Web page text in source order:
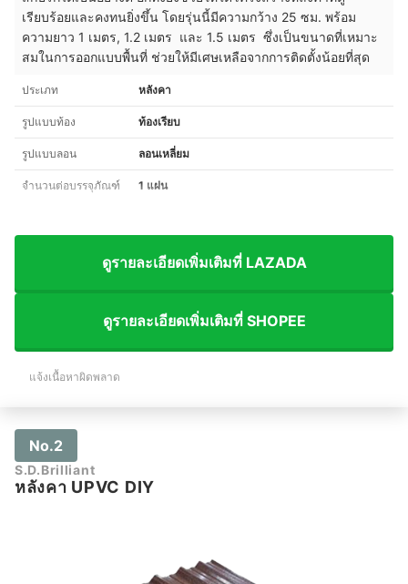
เรียบร้อยและคงทนยิ่งขึ้น โดยรุ่นนี้มีความกว้าง 25 ซม. พร้อม
ความยาว 1 เมตร, 1.2 เมตร และ 1.5 เมตร ซึ่งเป็นขนาดที่เหมาะ
สมในการออกแบบพื้นที่ ช่วยให้มีเศษเหลือจากการติดตั้งน้อยที่สุด
ประเภท หลังคา
รูปแบบท้อง ท้องเรียบ
รูปแบบลอน ลอนเหลี่ยม
จำนวนต่อบรรจุภัณฑ์ 1 แผ่น
ดูรายละเอียดเพิ่มเติมที่ LAZADA
ดูรายละเอียดเพิ่มเติมที่ SHOPEE
แจ้งเนื้อหาผิดพลาด
No.2
S.D.Brilliant
หลังคา UPVC DIY